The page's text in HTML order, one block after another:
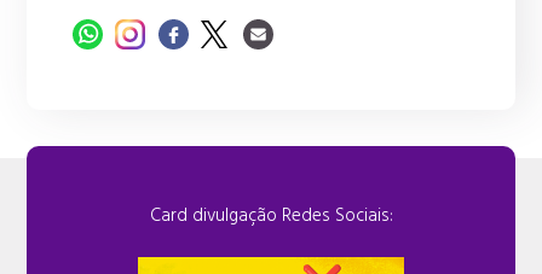
Card divulgação Redes Sociais: